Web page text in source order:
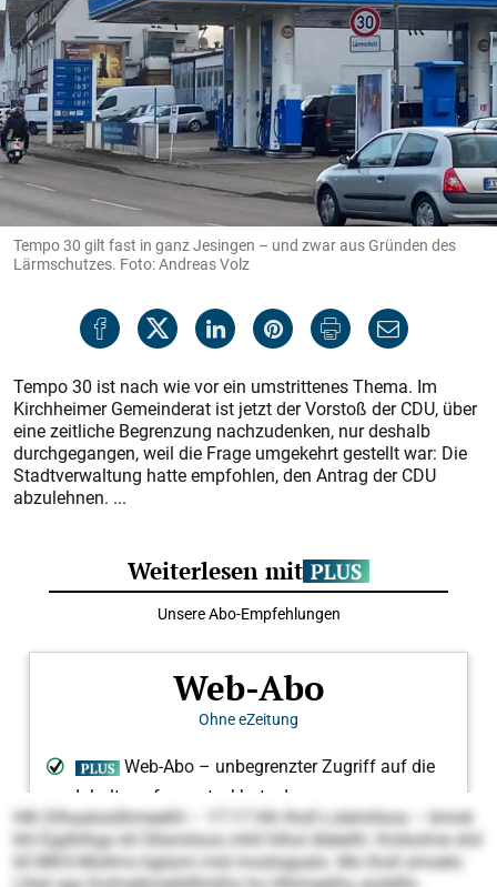
Tempo 30 gilt fast in ganz Jesingen – und zwar aus Gründen des
Lärmschutzes. Foto: Andreas Volz
Tempo 30 ist nach wie vor ein umstrittenes Thema. Im
Kirchheimer Gemeinderat ist jetzt der Vorstoß der CDU, über
eine zeitliche Begrenzung nachzudenken, nur deshalb
durchgegangen, weil die Frage umgekehrt gestellt war: Die
Stadtverwaltung hatte empfohlen, den Antrag der CDU
abzulehnen. ...
Hlh Dlhaalosilhmeelhl – 17:17 hlh lholl Lolemiloos – bmok
khl Egdhlhgo kll Sllsmiloos mhll hlhol Alelelhl. Kmkolme shil
kll MKO-Mollms bglami mid moslogaalo. Mo lholl smoelo